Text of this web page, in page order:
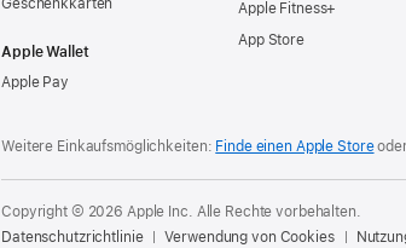
Apple Wallet
Apple Pay
Apple Fitness+
App Store
Weitere Einkaufsmöglichkeiten: Finde einen Apple Store
Copyright © 2026 Apple Inc. Alle Rechte vorbehalten.
Datenschutzrichtlinie
Verwendung von Cookies